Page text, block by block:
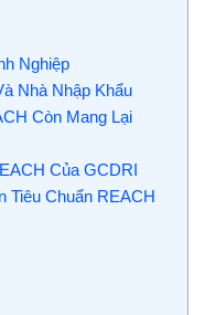
Nghiệp
Nhà Nhập Khẩu
Còn Mang Lại
Của GCDRI
Tiêu Chuẩn REACH